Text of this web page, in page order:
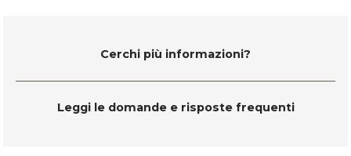
Cerchi più informazioni?
Leggi le domande e risposte frequenti